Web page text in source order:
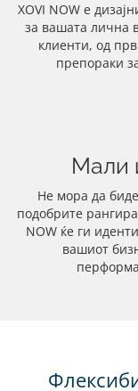
XOVI NOW е
за вашата лична
клиенти, од
препораки
Мали
Не мора да
подобрите
NOW ќе ги
вашиот